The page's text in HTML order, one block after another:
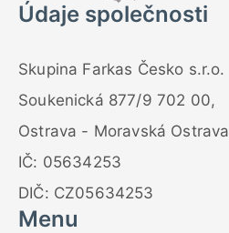
Údaje společnosti
Skupina Farkas Česko s.r.o.
Soukenická 877/9 702 00,
Ostrava - Moravská Ostrava
IČ: 05634253
DIČ: CZ05634253
Menu